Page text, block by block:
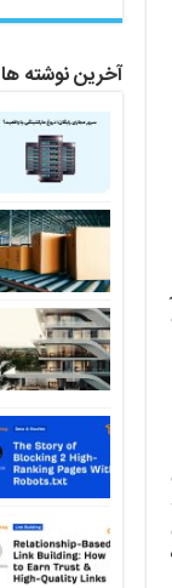
آخرین نوشته ها